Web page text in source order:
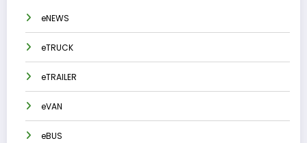
eNEWS
eTRUCK
eTRAILER
eVAN
eBUS